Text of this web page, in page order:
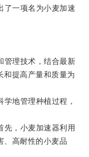
一项名为小麦加速
理技术，结合最新
和提高产量和质量为
地管理种植过程，
，小麦加速器利用
、高耐性的小麦品